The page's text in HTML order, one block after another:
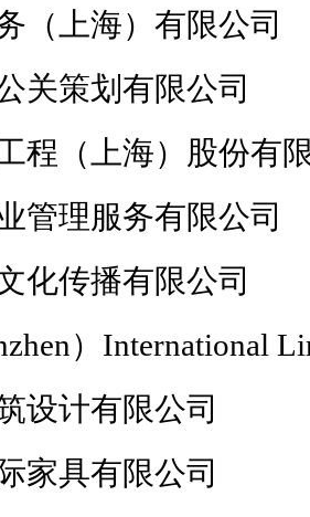
（上海）有限公司
关策划有限公司
程（上海）股份有
管理服务有限公司
化传播有限公司
）International
设计有限公司
家具有限公司